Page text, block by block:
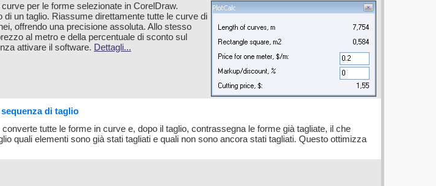
per le forme selezionate in CorelDraw.
un taglio. Riassume direttamente tutte le curve di
offrendo una precisione assoluta. Allo stesso
al metro e della percentuale di sconto sul
attivare il software. Dettagli...
di taglio
tutte le forme in curve e, dopo il taglio, contrassegna le forme già tagliate, il che
quali elementi sono già stati tagliati e quali non sono ancora stati tagliati. Questo ottimizza